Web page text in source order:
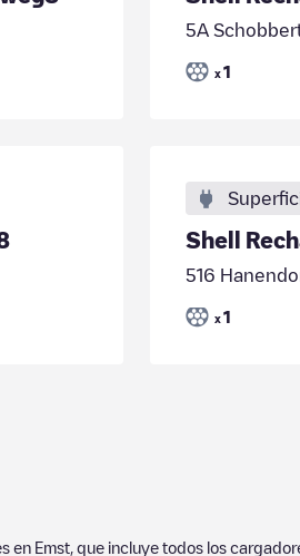
5A
x 1
Shell
516
x 1
en Emst , que incluye todos los